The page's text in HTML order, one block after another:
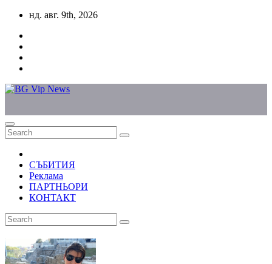
Skip
content
нд. авг. 9th, 2026
СЪБИТИЯ
Реклама
ПАРТНЬОРИ
КОНТАКТ